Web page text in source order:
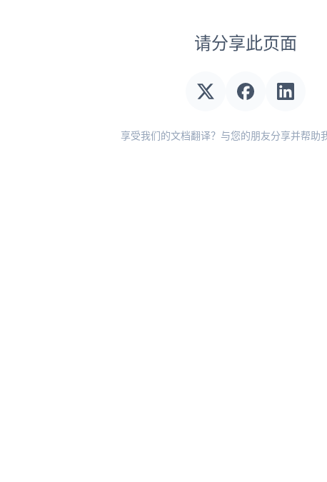
请分享此页面
享受我们的文档翻译？与您的朋友分享并帮助